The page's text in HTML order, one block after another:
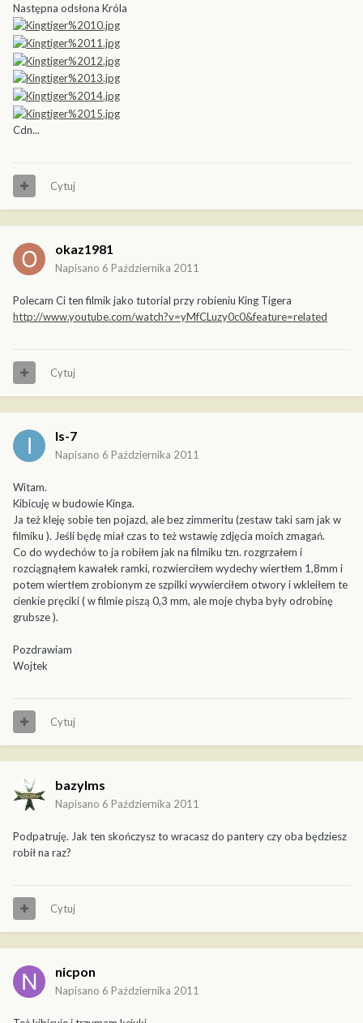
Następna odsłona Króla
Cdn...
Cytuj
okaz1981
Napisano 6 Października 2011
Polecam Ci ten filmik jako tutorial przy robieniu King Tigera
http://www.youtube.com/watch?v=yMfCLuzy0c0&feature=related
Cytuj
Is-7
Napisano 6 Października 2011
Witam.
Kibicuję w budowie Kinga.
Ja też kleję sobie ten pojazd, ale bez zimmeritu (zestaw taki sam jak w
filmiku ). Jeśli będę miał czas to też wstawię zdjęcia moich zmagań.
Co do wydechów to ja robiłem jak na filmiku tzn. rozgrzałem i
rozciągnąłem kawałek ramki, rozwierciłem wydechy wiertłem 1,8mm i
potem wiertłem zrobionym ze szpilki wywierciłem otwory i wkleiłem te
cienkie pręciki ( w filmie piszą 0,3 mm, ale moje chyba były odrobinę
grubsze ).
Pozdrawiam
Wojtek
Cytuj
bazylms
Napisano 6 Października 2011
Podpatruję. Jak ten skończysz to wracasz do pantery czy oba będziesz
robił na raz?
Cytuj
nicpon
Napisano 6 Października 2011